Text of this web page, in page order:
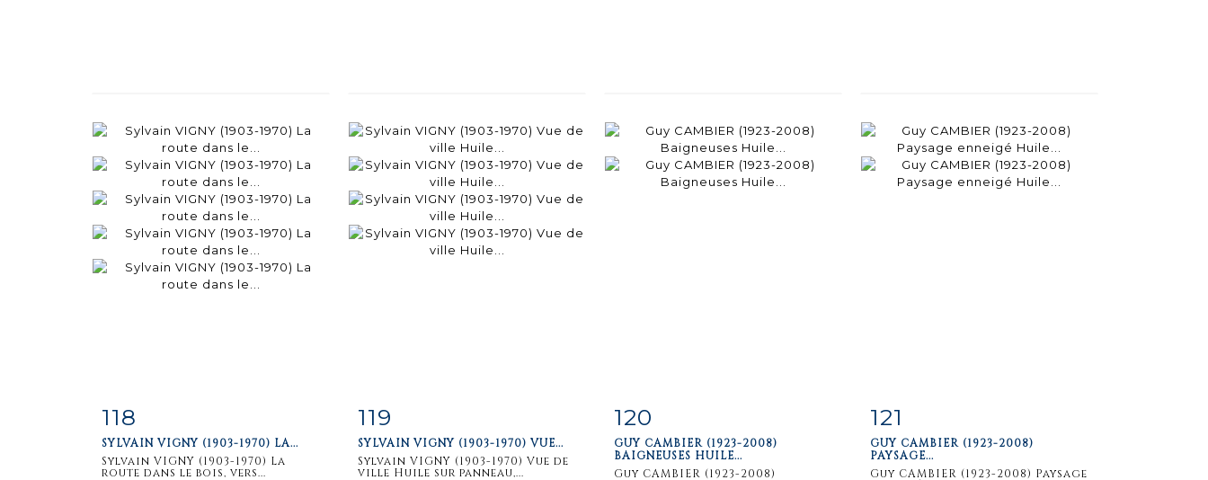
118
SYLVAIN VIGNY (1903-1970) LA...
Sylvain VIGNY (1903-1970) La
route dans le bois, vers...
119
SYLVAIN VIGNY (1903-1970) VUE...
Sylvain VIGNY (1903-1970) Vue de
ville Huile sur panneau,...
Fiche
détaillée
120
GUY CAMBIER (1923-2008)
BAIGNEUSES HUILE...
Guy CAMBIER (1923-2008)
détaillée
121
GUY CAMBIER (1923-2008)
PAYSAGE...
Guy CAMBIER (1923-2008) Paysage